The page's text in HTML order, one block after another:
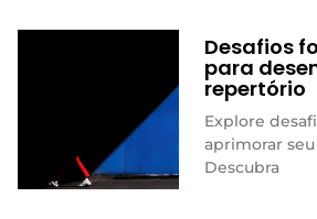
Desafios
para
repertório
Explore
aprimorar
Descubra